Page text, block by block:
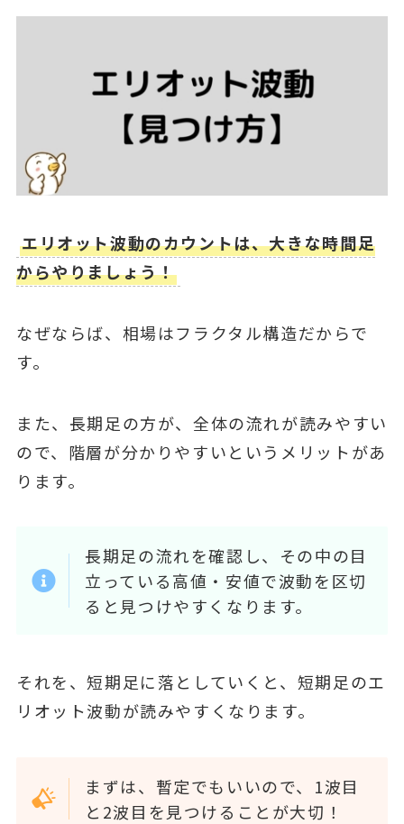
エリオット波動のカウントは、大きな時間足
からやりましょう！
なぜならば、相場はフラクタル構造だからで
す。
また、長期足の方が、全体の流れが読みやすい
ので、階層が分かりやすいというメリットがあ
ります。
長期足の流れを確認し、その中の目
立っている高値・安値で波動を区切
ると見つけやすくなります。
それを、短期足に落としていくと、短期足のエ
リオット波動が読みやすくなります。
まずは、暫定でもいいので、1波目
と2波目を見つけることが大切！